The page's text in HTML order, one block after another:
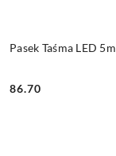
Pasek Taśma LED
Cena:
86.70